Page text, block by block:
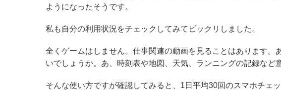
ようになったそうです。
私も自分の利用状況をチェックしてみてビックリしました。
全くゲームはしません。仕事関連の動画を見ることはあります。
いでしょうか。あ、時刻表や地図、天気、ランニングの記録など
そんな使い方ですが確認してみると、1日平均30回のスマホチェ